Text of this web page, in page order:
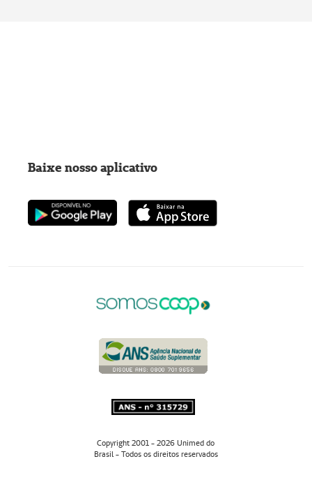
Baixe nosso aplicativo
Copyright 2001 - 2026 Unimed do
Brasil - Todos os direitos reservados